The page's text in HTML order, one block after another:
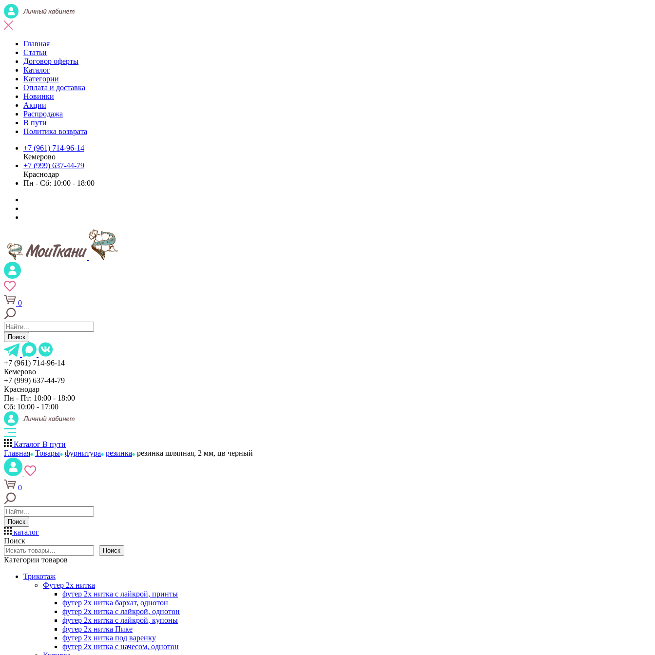
Главная
Статьи
Договор оферты
Каталог
Категории
Оплата и доставка
Новинки
Акции
Распродажа
В пути
Политика возврата
+7 (961) 714-96-14
Кемерово
+7 (999) 637-44-79
Краснодар
Пн - Сб: 10:00 - 18:00
0
Поиск
+7 (961) 714-96-14
Кемерово
+7 (999) 637-44-79
Краснодар
Пн - Пт: 10:00 - 18:00
Сб: 10:00 - 17:00
Каталог В пути
Главная Товары фурнитура резинка резинка шляпная, 2 мм, цв черный
0
Поиск
каталог
Поиск
Поиск
Категории товаров
Трикотаж
Футер 2х нитка
футер 2х нитка с лайкрой, принты
футер 2х нитка бархат, однотон
футер 2х нитка с лайкрой, однотон
футер 2х нитка с лайкрой, купоны
футер 2х нитка Пике
футер 2х нитка под варенку
футер 2х нитка с начесом, однотон